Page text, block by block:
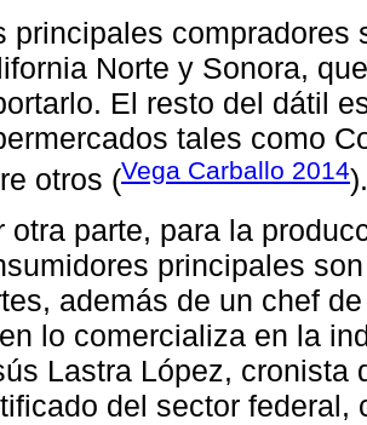
principales
Norte y Sonora,
El resto del dátil
tales como
otros (Vega Carballo 2014).
otra parte, para la
principales
además de un chef
lo comercializa en la
Lastra López, cronista
del sector federal,